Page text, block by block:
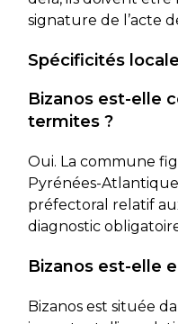
signature de l’acte
Spécificités
Bizanos est-elle
termites ?
Oui. La commune
Pyrénées-
préfectoral relatif
diagnostic
Bizanos est-elle
Bizanos est située